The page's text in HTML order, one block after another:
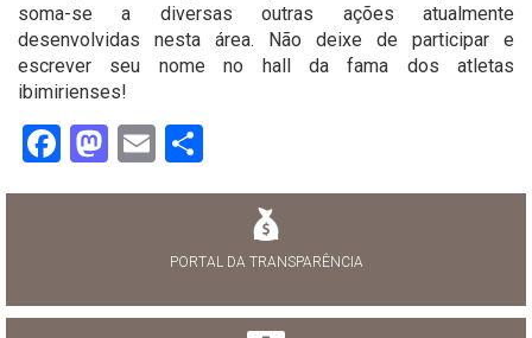
soma-se a diversas outras ações atualmente
desenvolvidas nesta área. Não deixe de participar e
escrever seu nome no hall da fama dos atletas
ibimirienses!
Facebook
Mastodon
Email
PORTAL DA TRANSPARÊNCIA